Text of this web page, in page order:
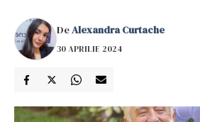
DeAlexandra Curtache
30 APRILIE 2024